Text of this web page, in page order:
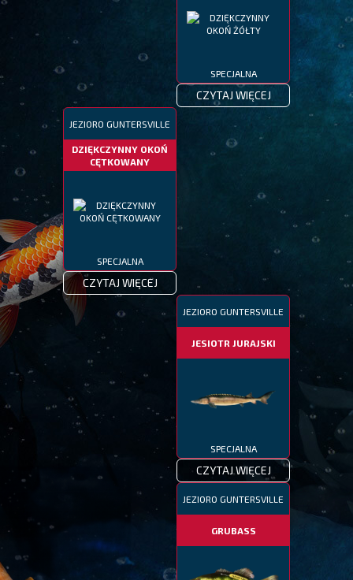
SPECJALNA
CZYTAJ WIĘCEJ
JEZIORO GUNTERSVILLE
DZIĘKCZYNNY OKOŃ
CĘTKOWANY
SPECJALNA
CZYTAJ WIĘCEJ
JEZIORO GUNTERSVILLE
JESIOTR JURAJSKI
SPECJALNA
CZYTAJ WIĘCEJ
JEZIORO GUNTERSVILLE
GRUBASS